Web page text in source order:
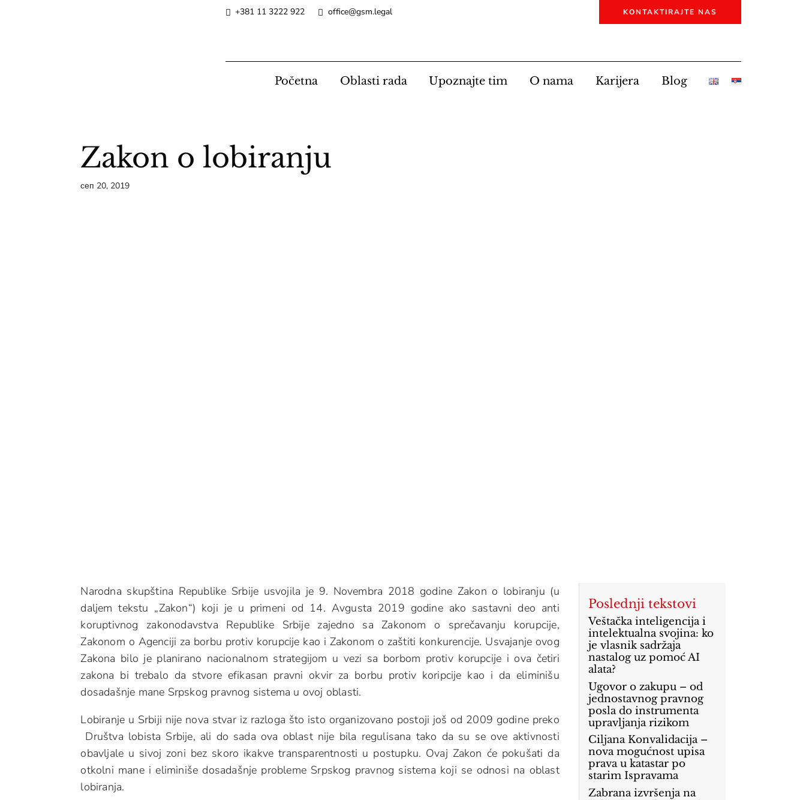
+381 11 3222 922 office@gsm.legal KONTAKTIRAJTE NAS
Početna Oblasti rada Upoznajte tim O nama Karijera Blog
Zakon o lobiranju
сеп 20, 2019
Narodna skupština Republike Srbije usvojila je 9. Novembra 2018 godine Zakon o lobiranju (u
daljem tekstu „Zakon“) koji je u primeni od 14. Avgusta 2019 godine ako sastavni deo anti
koruptivnog zakonodavstva Republike Srbije zajedno sa Zakonom o sprečavanju korupcije,
Zakonom o Agenciji za borbu protiv korupcije kao i Zakonom o zaštiti konkurencije. Usvajanje ovog
Zakona bilo je planirano nacionalnom strategijom u vezi sa borbom protiv korupcije i ova četiri
zakona bi trebalo da stvore efikasan pravni okvir za borbu protiv koripcije kao i da eliminišu
dosadašnje mane Srpskog pravnog sistema u ovoj oblasti.
Lobiranje u Srbiji nije nova stvar iz razloga što isto organizovano postoji još od 2009 godine preko
Društva lobista Srbije, ali do sada ova oblast nije bila regulisana tako da su se ove aktivnosti
obavljale u sivoj zoni bez skoro ikakve transparentnosti u postupku. Ovaj Zakon će pokušati da
otkolni mane i eliminiše dosadašnje probleme Srpskog pravnog sistema koji se odnosi na oblast
lobiranja.
Poslednji tekstovi
Veštačka inteligencija i
intelektualna svojina: ko
je vlasnik sadržaja
nastalog uz pomoć AI
alata?
Ugovor o zakupu – od
jednostavnog pravnog
posla do instrumenta
upravljanja rizikom
Ciljana Konvalidacija –
nova mogućnost upisa
prava u katastar po
starim Ispravama
Zabrana izvršenja na